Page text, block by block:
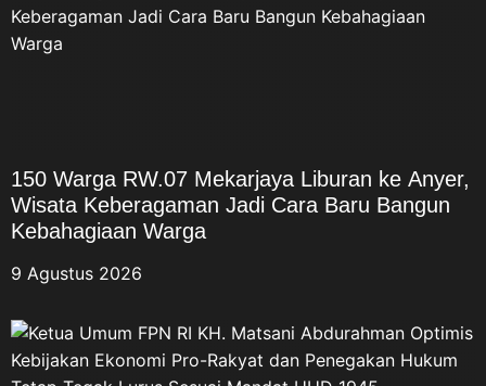
150 Warga RW.07 Mekarjaya Liburan ke Anyer,
Wisata Keberagaman Jadi Cara Baru Bangun
Kebahagiaan Warga
9 Agustus 2026